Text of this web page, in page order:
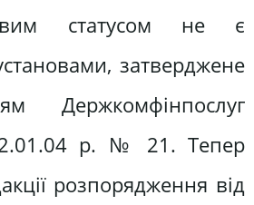
статусом не є
затверджене
Держкомфінпослуг
р. № 21. Тепер
розпорядження від